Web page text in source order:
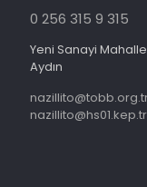
0 256 315 9 315
Yeni Sanayi
Aydın
nazillito@hs01.kep.tr